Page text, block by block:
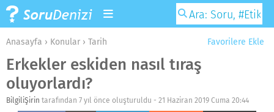
Favorilere Ekle
Anasayfa › Konular › Tarih
Erkekler eskiden nasıl tıraş
oluyorlardı?
BilgiliŞirin tarafından 7 yıl önce oluşturuldu - 21 Haziran 2019 Cuma 20:44